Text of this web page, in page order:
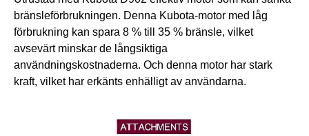
bränsleförbrukningen. Denna Kubota-motor med låg
förbrukning kan spara 8 % till 35 % bränsle, vilket
avsevärt minskar de långsiktiga
användningskostnaderna. Och denna motor har stark
kraft, vilket har erkänts enhälligt av användarna.